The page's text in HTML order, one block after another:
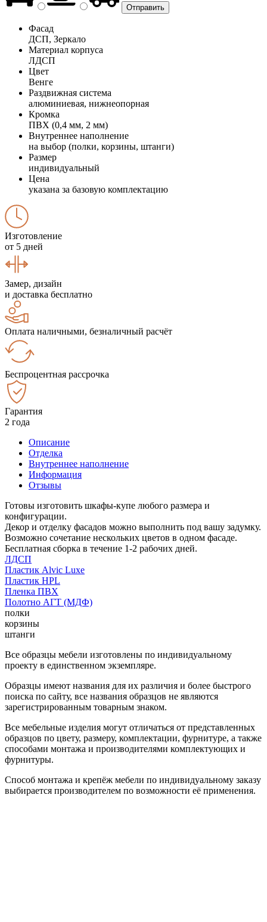
Фасад
ДСП, Зеркало
Материал корпуса
ЛДСП
Цвет
Венге
Раздвижная система
алюминиевая, нижнеопорная
Кромка
ПВХ (0,4 мм, 2 мм)
Внутреннее наполнение
на выбор (полки, корзины, штанги)
Размер
индивидуальный
Цена
указана за базовую комплектацию
Изготовление
от 5 дней
Замер, дизайн
и доставка бесплатно
Оплата наличными, безналичный расчёт
Беспроцентная рассрочка
Гарантия
2 года
Описание
Отделка
Внутреннее наполнение
Информация
Отзывы
Готовы изготовить шкафы-купе любого размера и
конфигурации.
Декор и отделку фасадов можно выполнить под вашу задумку.
Возможно сочетание нескольких цветов в одном фасаде.
Бесплатная сборка в течение 1-2 рабочих дней.
ЛДСП
Пластик Alvic Luxe
Пластик HPL
Пленка ПВХ
Полотно АГТ (МДФ)
полки
корзины
штанги
Все образцы мебели изготовлены по индивидуальному
проекту в единственном экземпляре.
Образцы имеют названия для их различия и более быстрого
поиска по сайту, все названия образцов не являются
зарегистрированным товарным знаком.
Все мебельные изделия могут отличаться от представленных
образцов по цвету, размеру, комплектации, фурнитуре, а также
способами монтажа и производителями комплектующих и
фурнитуры.
Способ монтажа и крепёж мебели по индивидуальному заказу
выбирается производителем по возможности её применения.